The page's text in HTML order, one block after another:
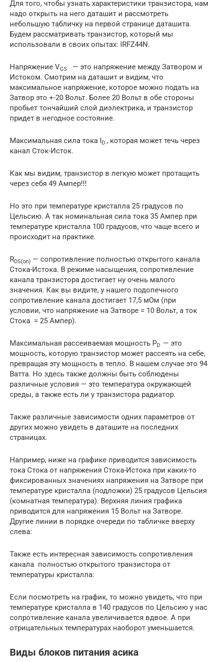
Для того, чтобы узнать характеристики транзистора, нам
надо открыть на него даташит и рассмотреть
небольшую табличку на первой странице даташита.
Будем рассматривать транзистор, который мы
использовали в своих опытах: IRFZ44N.
Напряжение VGS
— это напряжение между Затвором и
Истоком. Смотрим на даташит и видим, что
максимальное напряжение, которое можно подать на
Затвор это +-20 Вольт. Более 20 Вольт в обе стороны
пробьет тончайший слой диэлектрика, и транзистор
придет в негодное состояние.
Максимальная сила тока ID , которая может течь через
канал Сток-Исток.
Как мы видим, транзистор в легкую может протащить
через себя 49 Ампер!!!
Но это при температуре кристалла 25 градусов по
Цельсию. А так номинальная сила тока 35 Ампер при
температуре кристалла 100 градусов, что чаще всего и
происходит на практике.
RDS(on) — сопротивление полностью открытого канала
Стока-Истока. В режиме насыщения, сопротивление
канала транзистора достигает ну очень малого
значения. Как вы видите, у нашего подопечного
сопротивление канала достигает 17,5 мОм (при
условии, что напряжение на Затворе = 10 Вольт, а ток
Стока = 25 Ампер).
Максимальная рассеиваемая мощность PD — это
мощность, которую транзистор может рассеять на себе,
превращая эту мощность в тепло. В нашем случае это 94
Ватта. Но здесь также должны быть соблюдены
различные условия — это температура окружающей
среды, а также есть ли у транзистора радиатор.
Также различные зависимости одних параметров от
других можно увидеть в даташите на последних
страницах.
Например, ниже на графике приводится зависимость
тока Стока от напряжения Стока-Истока при каких-то
фиксированных значениях напряжения на Затворе при
температуре кристалла (подложки) 25 градусов Цельсия
(комнатная температура). Верхняя линия графика
приводится для напряжения 15 Вольт на Затворе.
Другие линии в порядке очереди по табличке вверху
слева:
Также есть интересная зависимость сопротивления
канала полностью открытого транзистора от
температуры кристалла:
Если посмотреть на график, то можно увидеть, что при
температуре кристалла в 140 градусов по Цельсию у нас
сопротивление канала увеличивается вдвое. А при
отрицательных температурах наоборот уменьшается.
Виды блоков питания асика